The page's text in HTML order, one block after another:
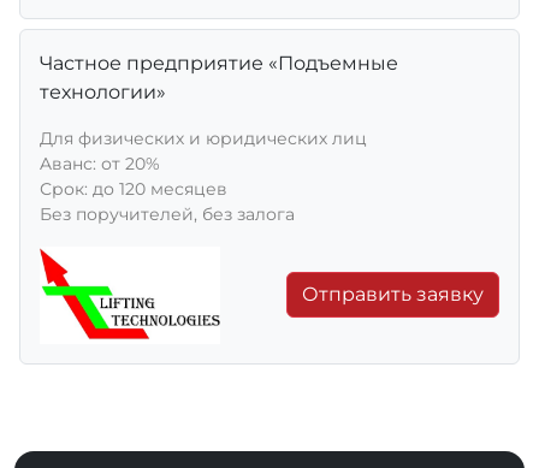
Частное предприятие «Подъемные
технологии»
Для физических и юридических лиц
Aванс: от 20%
Срок: до 120 месяцев
Без поручителей, без залога
Отправить заявку